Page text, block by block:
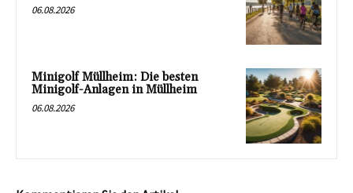
06.08.2026
Minigolf Müllheim: Die besten
Minigolf-Anlagen in Müllheim
06.08.2026